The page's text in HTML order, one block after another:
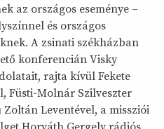
az országos eseménye –
és országos
A zsinati székházban
konferencián Visky
rajta kívül Fekete
Füsti-Molnár Szilveszter
Leventével, a missziói